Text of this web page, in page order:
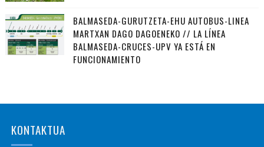
BALMASEDA-GURUTZETA-EHU AUTOBUS-LINEA
MARTXAN DAGO DAGOENEKO // LA LÍNEA
BALMASEDA-CRUCES-UPV YA ESTÁ EN
FUNCIONAMIENTO
KONTAKTUA